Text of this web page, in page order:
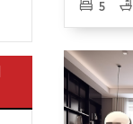
Lô biệt
50%
Lô biệt
5